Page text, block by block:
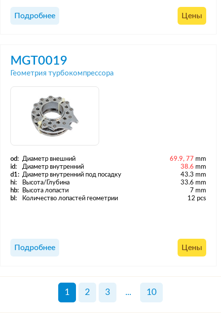
Подробнее Цены
MGT0019
Геометрия турбокомпрессора
od: Диаметр внешний 69.9, 77 mm
id:
Диаметр внутренний 38.6 mm
d1: Диаметр внутренний под посадку
43.3 mm
hi:
Высота/Глубина
33.6 mm
hb:
Высота лопасти
7 mm
bl:
Количество лопастей геометрии 12 pcs
Подробнее Цены
1 2 3 ... 10